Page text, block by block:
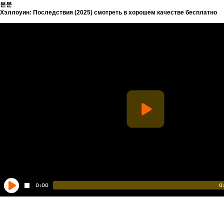
본문
Хэллоуин: Последствия (2025) смотреть в хорошем качестве бесплатно